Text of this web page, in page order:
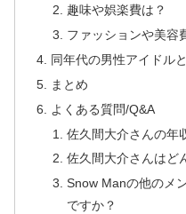
趣味や娯楽費は？
ファッションや美容
同年代の男性アイドル
まとめ
よくある質問/Q&A
佐久間大介さんの年
佐久間大介さんはど
Snow Manの他のメ
ですか？